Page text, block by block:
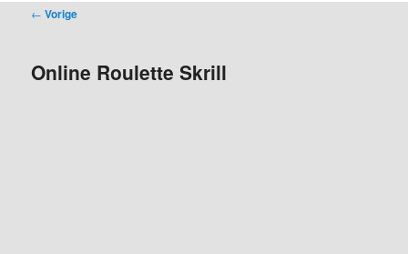
Bericht
← Vorige
Online Roulette Skrill